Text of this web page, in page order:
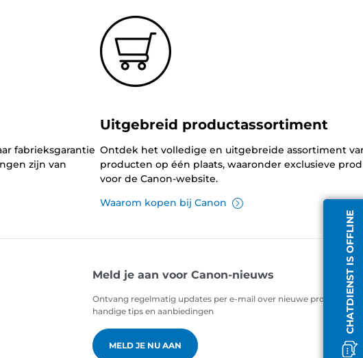
CHATDIENST IS OFFLINE
fabrieksgarantie
zijn van
Uitgebreid productassortiment
Ontdek het volledige en uitgebreide assortiment
producten op één plaats, waaronder exclusieve
voor de Canon-website.
Waarom kopen bij Canon
Meld je aan voor Canon-nieuws
Ontvang regelmatig updates per e-mail over nieuwe producten,
handige tips en aanbiedingen
MELD JE NU AAN